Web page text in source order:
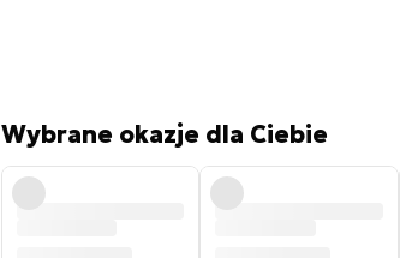
Wybrane okazje dla Ciebie